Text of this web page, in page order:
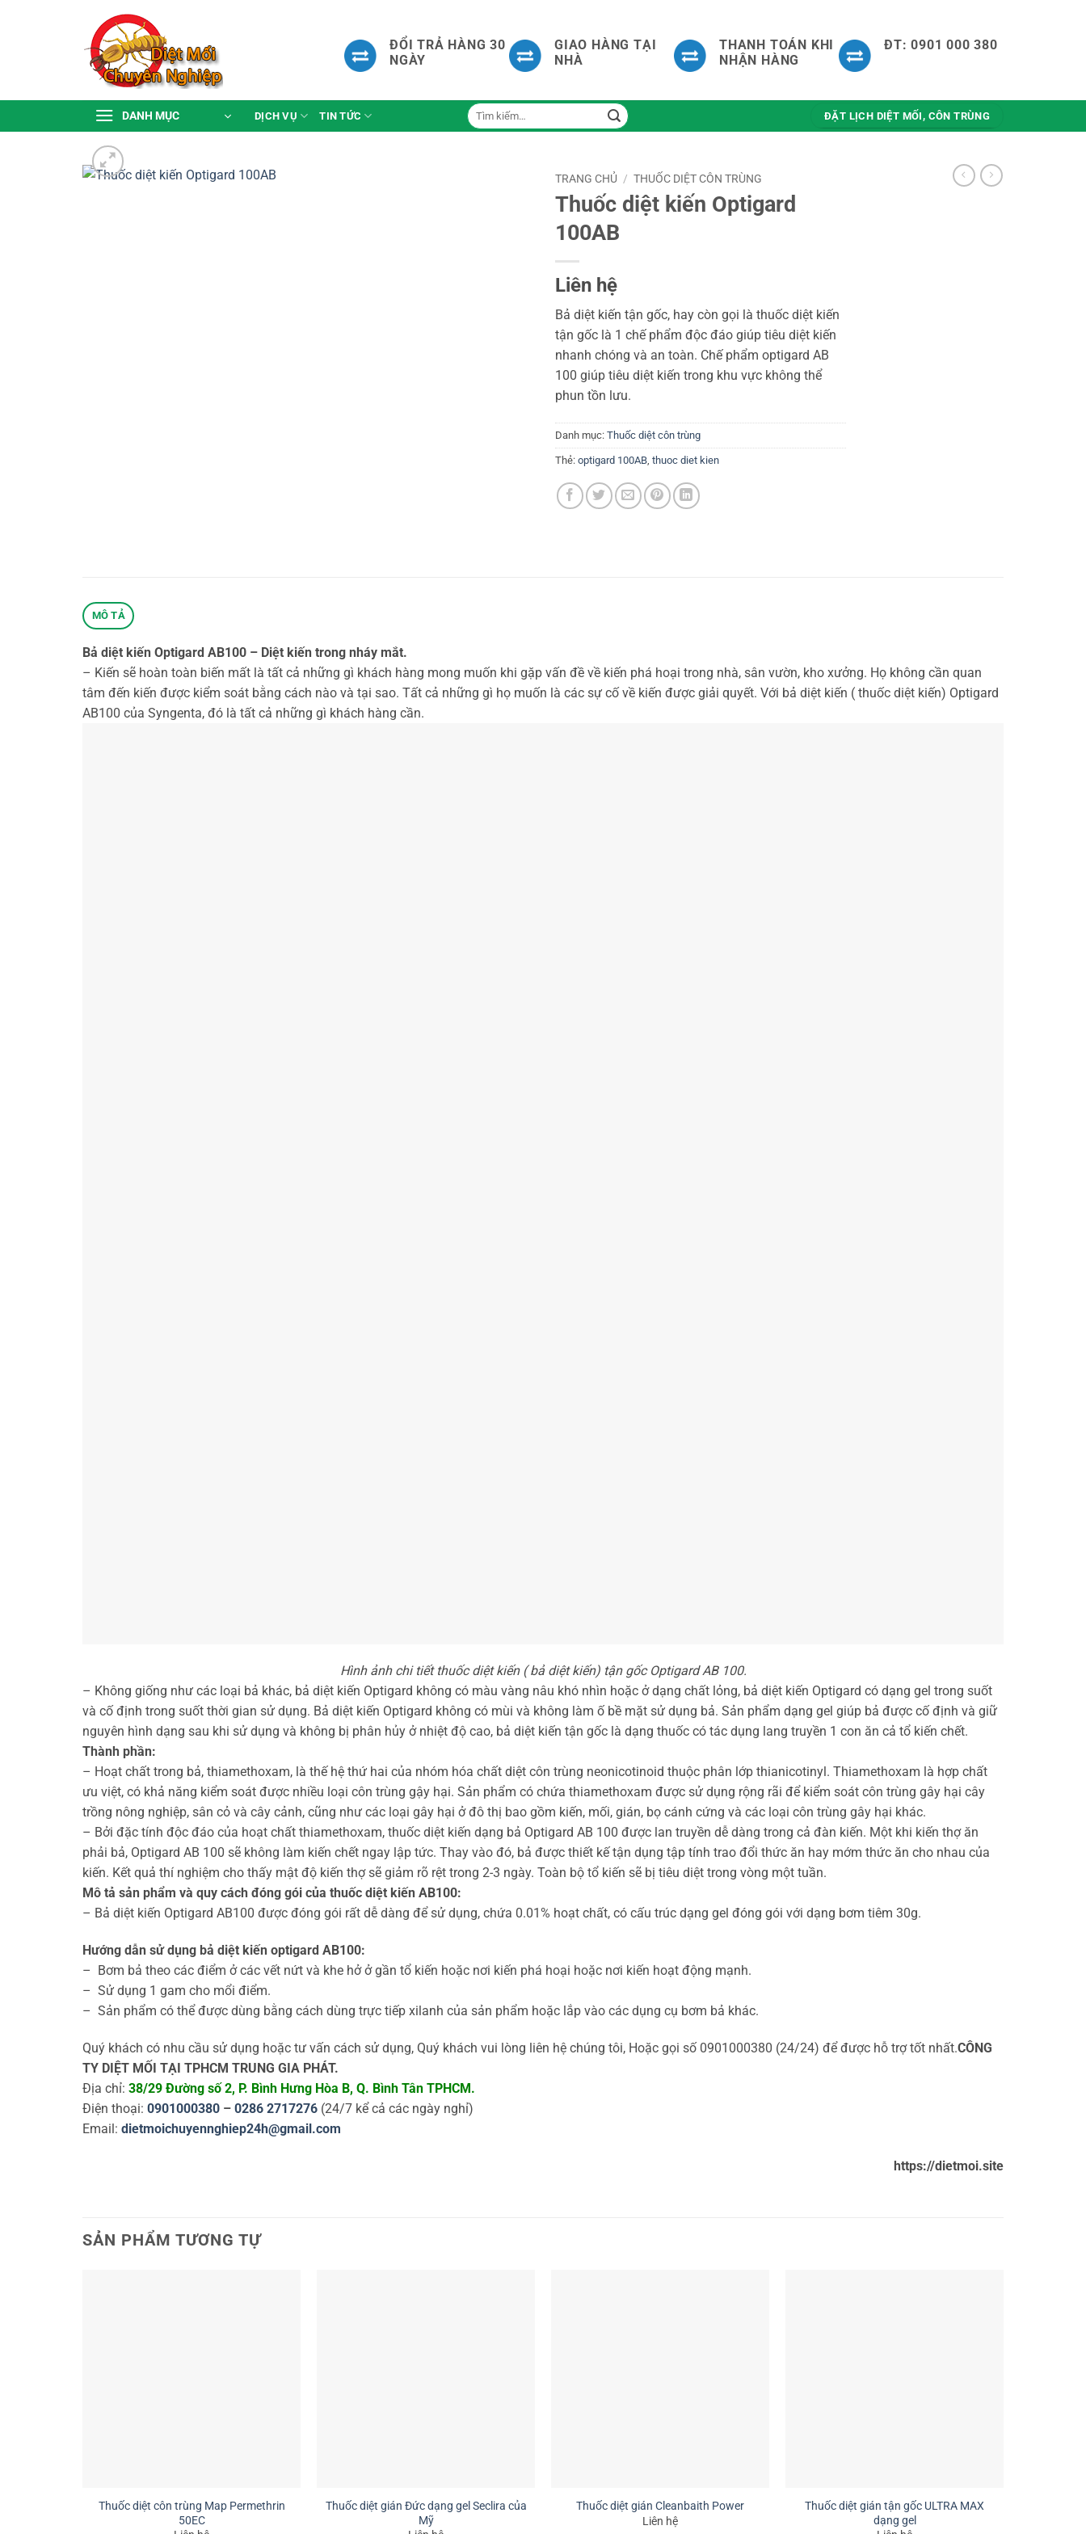
ĐỔI TRẢ HÀNG 30
NGÀY
GIAO HÀNG TẠI
NHÀ
THANH TOÁN KHI
NHẬN HÀNG
ĐT: 0901 000 380
DANH MỤC DỊCH VỤ TIN TỨC
Tìm
kiếm:
ĐẶT LỊCH DIỆT MỐI, CÔN TRÙNG
TRANG CHỦ / THUỐC DIỆT CÔN TRÙNG
Thuốc diệt kiến Optigard
100AB
Liên hệ
Bả diệt kiến tận gốc, hay còn gọi là thuốc diệt kiến
tận gốc là 1 chế phẩm độc đáo giúp tiêu diệt kiến
nhanh chóng và an toàn. Chế phẩm optigard AB
100 giúp tiêu diệt kiến trong khu vực không thể
phun tồn lưu.
Danh mục: Thuốc diệt côn trùng
Thẻ: optigard 100AB thuoc diet kien
MÔ TẢ
Bả diệt kiến Optigard AB100 – Diệt kiến trong nháy mắt.
– Kiến sẽ hoàn toàn biến mất là tất cả những gì khách hàng mong muốn khi gặp vấn đề về kiến phá hoại trong nhà, sân vườn, kho xưởng. Họ không cần quan
tâm đến kiến được kiểm soát bằng cách nào và tại sao. Tất cả những gì họ muốn là các sự cố về kiến được giải quyết. Với bả diệt kiến ( thuốc diệt kiến) Optigard
AB100 của Syngenta, đó là tất cả những gì khách hàng cần.
Hình ảnh chi tiết thuốc diệt kiến ( bả diệt kiến) tận gốc Optigard AB 100.
– Không giống như các loại bả khác, bả diệt kiến Optigard không có màu vàng nâu khó nhìn hoặc ở dạng chất lỏng, bả diệt kiến Optigard có dạng gel trong suốt
và cố định trong suốt thời gian sử dụng. Bả diệt kiến Optigard không có mùi và không làm ố bề mặt sử dụng bả. Sản phẩm dạng gel giúp bả được cố định và giữ
nguyên hình dạng sau khi sử dụng và không bị phân hủy ở nhiệt độ cao, bả diệt kiến tận gốc là dạng thuốc có tác dụng lang truyền 1 con ăn cả tổ kiến chết.
Thành phần:
– Hoạt chất trong bả, thiamethoxam, là thế hệ thứ hai của nhóm hóa chất diệt côn trùng neonicotinoid thuộc phân lớp thianicotinyl. Thiamethoxam là hợp chất
ưu việt, có khả năng kiểm soát được nhiều loại côn trùng gậy hại. Sản phẩm có chứa thiamethoxam được sử dụng rộng rãi để kiểm soát côn trùng gây hại cây
trồng nông nghiệp, sân cỏ và cây cảnh, cũng như các loại gây hại ở đô thị bao gồm kiến, mối, gián, bọ cánh cứng và các loại côn trùng gây hại khác.
– Bởi đặc tính độc đáo của hoạt chất thiamethoxam, thuốc diệt kiến dạng bả Optigard AB 100 được lan truyền dễ dàng trong cả đàn kiến. Một khi kiến thợ ăn
phải bả, Optigard AB 100 sẽ không làm kiến chết ngay lập tức. Thay vào đó, bả được thiết kế tận dụng tập tính trao đổi thức ăn hay mớm thức ăn cho nhau của
kiến. Kết quả thí nghiệm cho thấy mật độ kiến thợ sẽ giảm rõ rệt trong 2-3 ngày. Toàn bộ tổ kiến sẽ bị tiêu diệt trong vòng một tuần.
Mô tả sản phẩm và quy cách đóng gói của thuốc diệt kiến AB100:
– Bả diệt kiến Optigard AB100 được đóng gói rất dễ dàng để sử dụng, chứa 0.01% hoạt chất, có cấu trúc dạng gel đóng gói với dạng bơm tiêm 30g.
Hướng dẫn sử dụng bả diệt kiến optigard AB100:
– Bơm bả theo các điểm ở các vết nứt và khe hở ở gần tổ kiến hoặc nơi kiến phá hoại hoặc nơi kiến hoạt động mạnh.
– Sử dụng 1 gam cho mổi điểm.
– Sản phẩm có thể được dùng bằng cách dùng trực tiếp xilanh của sản phẩm hoặc lắp vào các dụng cụ bơm bả khác.
Quý khách có nhu cầu sử dụng hoặc tư vấn cách sử dụng, Quý khách vui lòng liên hệ chúng tôi, Hoặc gọi số 0901000380 (24/24) để được hỗ trợ tốt nhất.CÔNG
TY DIỆT MỐI TẠI TPHCM TRUNG GIA PHÁT.
Địa chỉ: 38/29 Đường số 2, P. Bình Hưng Hòa B, Q. Bình Tân TPHCM.
Điện thoại: 0901000380 – 0286 2717276 (24/7 kể cả các ngày nghỉ)
Email: dietmoichuyennghiep24h@gmail.com
https://dietmoi.site
SẢN PHẨM TƯƠNG TỰ
Thuốc diệt côn trùng Map Permethrin
50EC
Thuốc diệt gián Đức dạng gel Seclira của
Mỹ
Thuốc diệt gián Cleanbaith Power
Liên hệ
Thuốc diệt gián tận gốc ULTRA MAX
dạng gel